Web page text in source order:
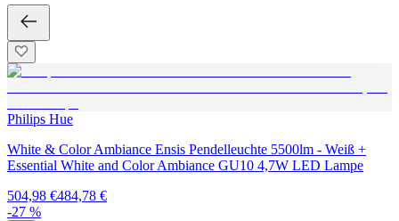
Philips Hue
White & Color Ambiance Ensis Pendelleuchte 5500lm - Weiß +
Essential White and Color Ambiance GU10 4,7W LED Lampe
504,98 €484,78 €
-27 %